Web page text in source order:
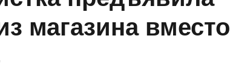
магазина вместо